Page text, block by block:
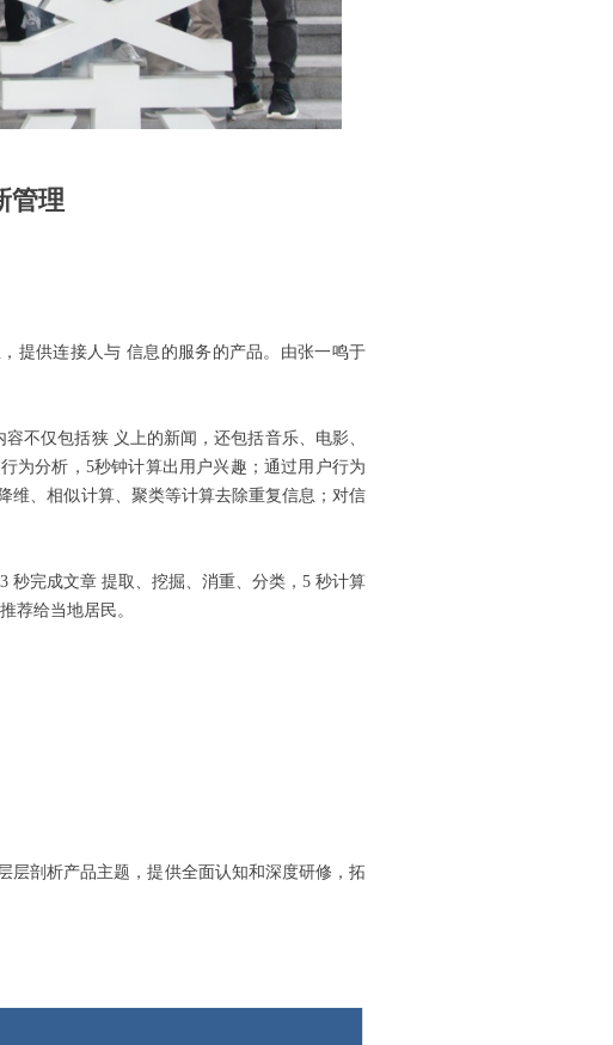
管理
提供连接人与 信息的服务的产品。由张一鸣于
不仅包括狭 义上的新闻，还包括音乐、电影、
为分析，5秒钟计算出用户兴趣；通过用户行为
维、相似计算、聚类等计算去除重复信息；对信
秒完成文章 提取、挖掘、消重、分类，5 秒计算
荐给当地居民。
层剖析产品主题，提供全面认知和深度研修，拓